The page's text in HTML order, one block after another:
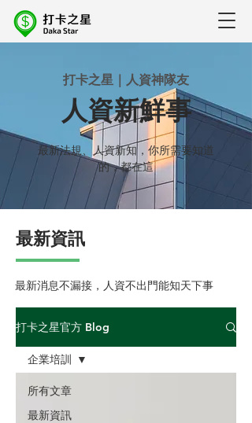
打卡之星｜人資神隊友
人資新鮮事
最新法規、人資新知，你所需要知道
的，都在這
最新資訊
最新消息不漏接，人資不出門能知天下事
打卡之星官方 Blog
所有文章
最新資訊
企業培訓